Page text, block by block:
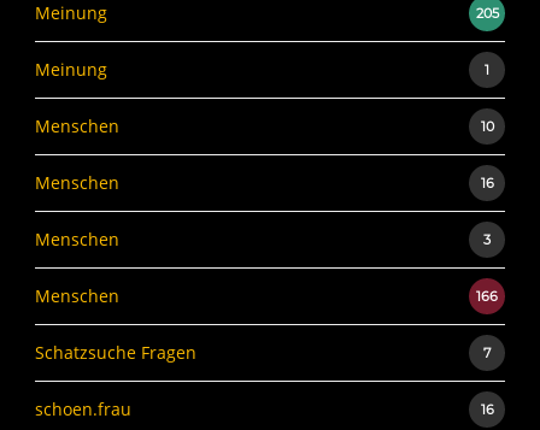
Meinung 205
Meinung 1
Menschen 10
Menschen 16
Menschen 3
Menschen 166
Schatzsuche Fragen 7
schoen.frau 16